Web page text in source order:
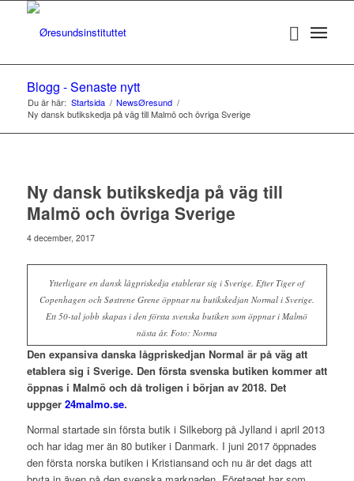
Blogg - Senaste nytt
Du är här: Startsida / NewsØresund /
Ny dansk butikskedja på väg till Malmö och övriga Sverige
Ny dansk butikskedja på väg till
Malmö och övriga Sverige
4 december, 2017
Ytterligare en dansk lågpriskedja etablerar sig i Sverige. Efter Tiger of
Copenhagen och Søstrene Grene öppnar nu butikskedjan Normal i Sverige.
Ett 50-tal jobb skapas i den första svenska butiken som öppnar i Malmö
nästa år. Foto: Norma
Den expansiva danska lågpriskedjan Normal är på väg att
etablera sig i Sverige. Den första svenska butiken kommer att
öppnas i Malmö och då troligen i början av 2018. Det
uppger 24malmo.se.
Normal startade sin första butik i Silkeborg på Jylland i april 2013
och har idag mer än 80 butiker i Danmark. I juni 2017 öppnades
den första norska butiken i Kristiansand och nu är det dags att